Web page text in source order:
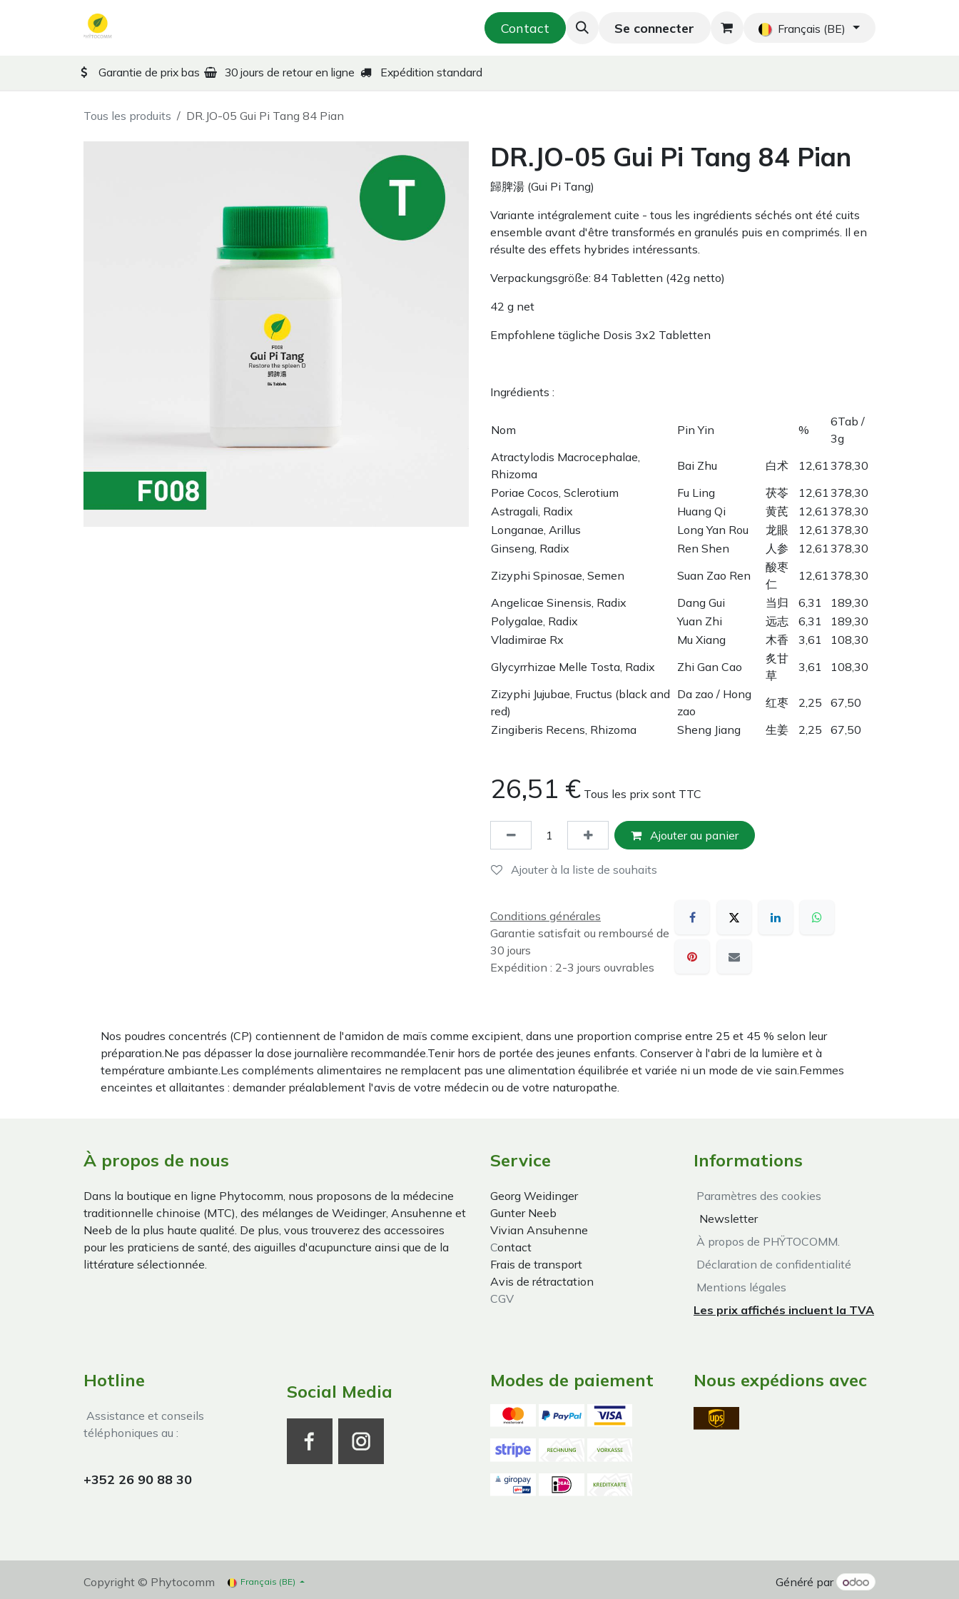
Cosmétique & Soins de la peau Thés orientaux Nouveau Blog
Contact Se connecter Français (BE)
Garantie de prix bas 30 jours de retour en ligne Expédition standard
Tous les produits DR.JO-05 Gui Pi Tang 84 Pian
DR.JO-05 Gui Pi Tang 84 Pian
歸脾湯 (Gui Pi Tang)
Variante intégralement cuite - tous les ingrédients séchés ont été cuits
ensemble avant d'être transformés en granulés puis en comprimés. Il en
résulte des effets hybrides intéressants.
Verpackungsgröße: 84 Tabletten (42g netto)
42 g net
Empfohlene tägliche Dosis 3x2 Tabletten
Ingrédients :
Nom Pin Yin %
6Tab /
3g
Atractylodis Macrocephalae,
Rhizoma
Bai Zhu 白术 12,61 378,30
Poriae Cocos, Sclerotium
Fu Ling 茯苓 12,61 378,30
Astragali, Radix
Huang Qi 黄芪 12,61 378,30
Longanae, Arillus
Long Yan Rou 龙眼 12,61 378,30
Ginseng, Radix
Ren Shen 人参 12,61 378,30
Zizyphi Spinosae, Semen
Suan Zao Ren
酸枣
仁
12,61 378,30
Angelicae Sinensis, Radix
Dang Gui 当归 6,31
189,30
Polygalae, Radix
Yuan Zhi 远志 6,31
189,30
Vladimirae Rx
Mu Xiang 木香 3,61
108,30
Glycyrrhizae Melle Tosta, Radix
Zhi Gan Cao
炙甘
草
3,61
108,30
Zizyphi Jujubae, Fructus (black and
red)
Da zao / Hong
zao
红枣 2,25
67,50
Zingiberis Recens, Rhizoma
Sheng Jiang 生姜 2,25 67,50
26,51 € Tous les prix sont TTC
Ajouter au panier
Ajouter à la liste de souhaits
Conditions générales
Garantie satisfait ou remboursé de
30 jours
Expédition : 2-3 jours ouvrables
Nos poudres concentrés (CP) contiennent de l'amidon de maïs comme excipient, dans une proportion comprise entre 25 et 45 % selon leur
préparation.Ne pas dépasser la dose journalière recommandée.Tenir hors de portée des jeunes enfants. Conserver à l'abri de la lumière et à
température ambiante.Les compléments alimentaires ne remplacent pas une alimentation équilibrée et variée ni un mode de vie sain.Femmes
enceintes et allaitantes : demander préalablement l'avis de votre médecin ou de votre naturopathe.
À propos de nous
Dans la boutique en ligne Phytocomm, nous proposons de la médecine
traditionnelle chinoise (MTC), des mélanges de Weidinger, Ansuhenne et
Neeb de la plus haute qualité. De plus, vous trouverez des accessoires
pour les praticiens de santé, des aiguilles d'acupuncture ainsi que de la
littérature sélectionnée.
Service
Georg Weidinger
Gunter Neeb
Vivian Ansuhenne
Contact
Frais de transport
Avis de rétractation
CGV
Informations
Paramètres des cookies
Newsletter
À propos de PHŸTOCOMM.
Déclaration de confidentialité
Mentions légales
Les prix affichés incluent la TVA
Hotline
Assistance et conseils
téléphoniques au :
+352 26 90 88 30
Social Media
Modes de paiement Nous expédions avec
Copyright © Phytocomm Français (BE) Généré par